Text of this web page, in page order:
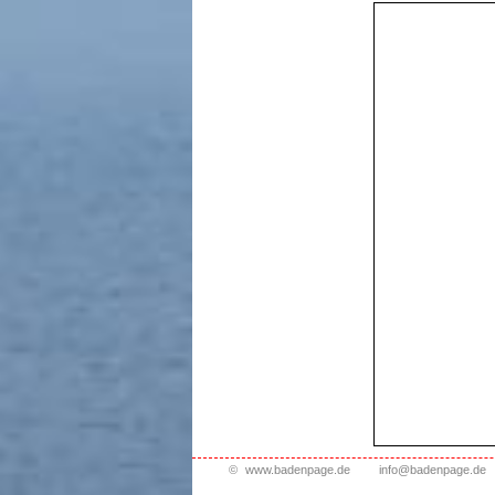
© www.badenpage.de info@badenpage.de